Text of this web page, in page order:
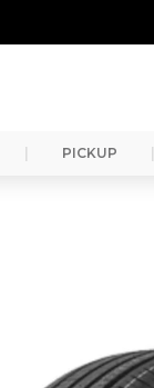
PICKUP